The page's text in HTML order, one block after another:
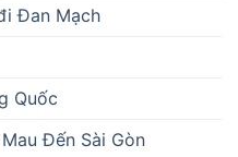
Đan Mạch
Quốc
Đến Sài Gòn